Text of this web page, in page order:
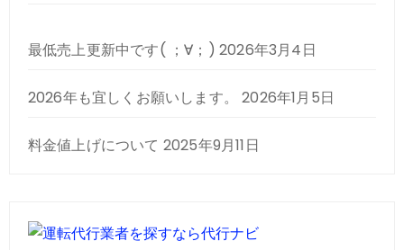
最低売上更新中です( ；∀；) 2026年3月4日
2026年も宜しくお願いします。 2026年1月5日
料金値上げについて 2025年9月11日